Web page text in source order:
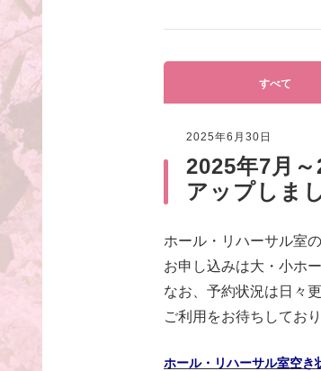
すべて
2025年6月30日
2025年7月
アップしま
ホール・リハーサル室
お申し込みは大・小ホ
なお、予約状況は日々
ご利用をお待ちしており
ホール・リハーサル室空き